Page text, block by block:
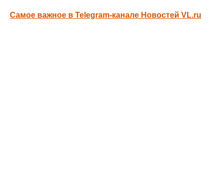
Самое важное в Telegram-канале Новостей VL.ru